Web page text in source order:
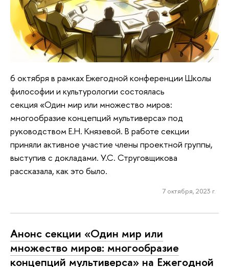
6 октября в рамках Ежегодной конференции Школы
философии и культурологии состоялась
секция «Один мир или множество миров:
многообразие концепций мультиверса» под
руководством Е.Н. Князевой. В работе секции
приняли активное участие члены проектной группы,
выступив с докладами. У.С. Струговщикова
рассказала, как это было.
7 октября, 2023 г.
Анонс секции «Один мир или
множество миров: многообразие
концепций мультиверса» на Ежегодной